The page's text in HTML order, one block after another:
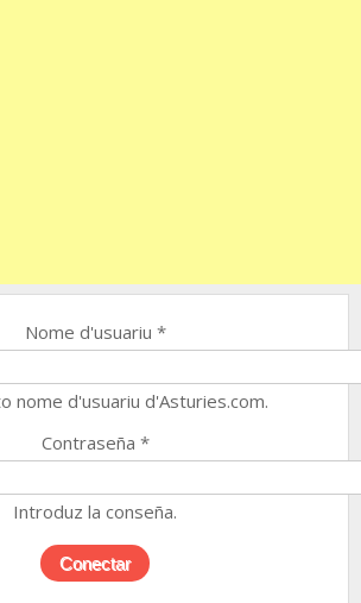
Nome d'usuariu *
nome d'usuariu d'Asturies.com.
Contraseña *
Introduz la conseña.